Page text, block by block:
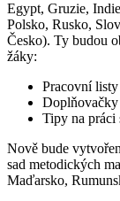
Egypt, Gruzie,
Polsko, Rusko,
Česko). Ty budou
žáky:
Pracovní listy
Doplňovačky
Tipy na práci
Nově bude
sad metodických
Maďarsko,